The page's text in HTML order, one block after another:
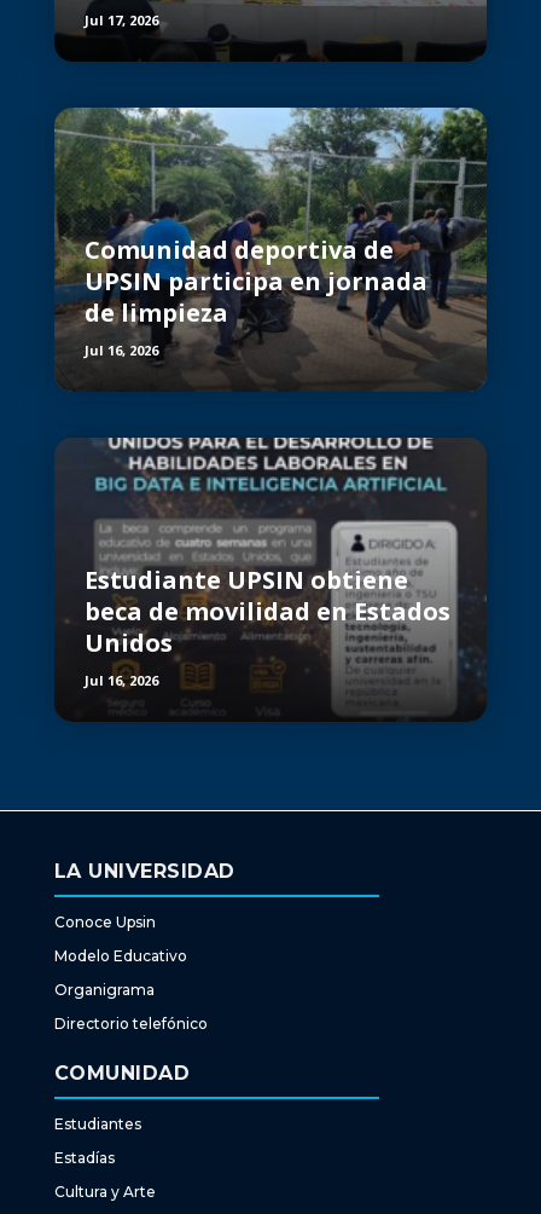
Jul 17, 2026
Comunidad deportiva de
UPSIN participa en jornada
de limpieza
Jul 16, 2026
Estudiante UPSIN obtiene
beca de movilidad en Estados
Unidos
Jul 16, 2026
LA UNIVERSIDAD
Conoce Upsin
Modelo Educativo
Organigrama
Directorio telefónico
COMUNIDAD
Estudiantes
Estadías
Cultura y Arte